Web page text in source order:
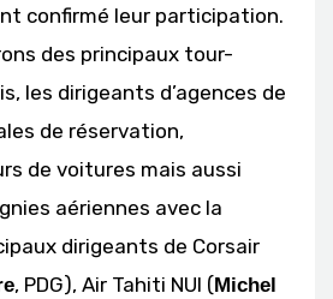
confirmé leur participation.
des principaux tour-
les dirigeants d’agences de
de réservation,
de voitures mais aussi
aériennes avec la
dirigeants de Corsair
, PDG), Air Tahiti NUI ( Michel